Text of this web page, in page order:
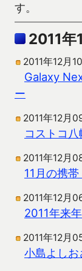
す。
2011年
2011年12月
Galaxy
ー
2011年12月
コストコ
2011年12月
11月の携
2011年12月
2011年来
2011年12月
小島よし